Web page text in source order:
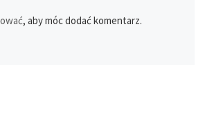
, aby móc dodać komentarz.